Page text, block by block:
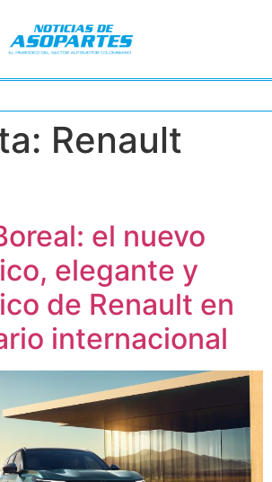
Renault
el nuevo
elegante y
de Renault en
internacional